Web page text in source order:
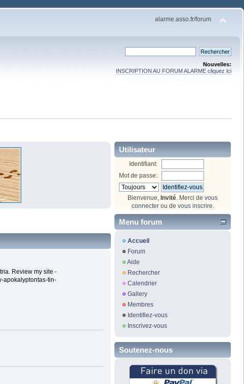
alarme.asso.fr/forum
Nouvelles:
INSCRIPTION AU FORUM ALARME cliquez ici
Review my site -
apokalyptontas-tin-
Utilisateur
Identifiant:
Mot de passe:
Bienvenue, Invité . Merci de vous
connecterou de vous inscrire
Menu forum
Accueil
Forum
Aide
Rechercher
Calendrier
Gallery
Membres
Identifiez-vous
Inscrivez-vous
Soutenez-nous